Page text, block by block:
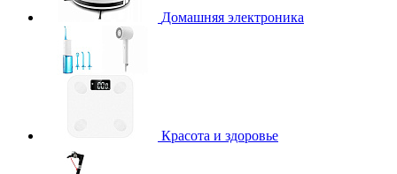
Домашняя электроника
Красота и здоровье